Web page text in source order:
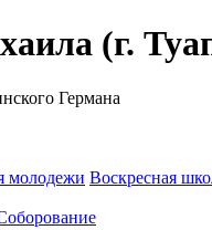
(г.
Германа
молодежи Воскресная